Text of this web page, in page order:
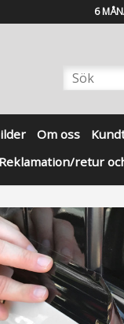
6
Om oss
Reklamation/retur